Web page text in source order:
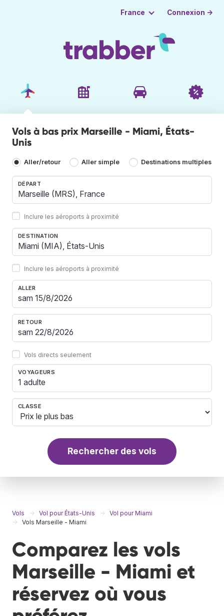
France Connexion →
Vols à bas prix Marseille - Miami, États-
Unis
Aller/retour Aller simple Destinations multiples
DÉPART
Inclure les aéroports à proximité
DESTINATION
Inclure les aéroports à proximité
ALLER
RETOUR
Vols directs seulement
VOYAGEURS
1 adulte
CLASSE
Rechercher des vols
Vols Vol pour États-Unis
Vol pour Miami
Vols Marseille - Miami
Comparez les vols
Marseille - Miami et
réservez où vous